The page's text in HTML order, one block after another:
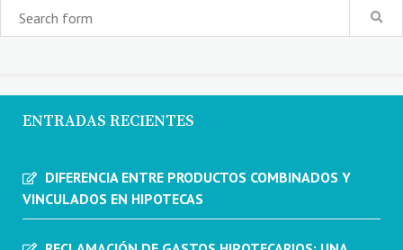
ENTRADAS RECIENTES
DIFERENCIA ENTRE PRODUCTOS COMBINADOS Y
VINCULADOS EN HIPOTECAS